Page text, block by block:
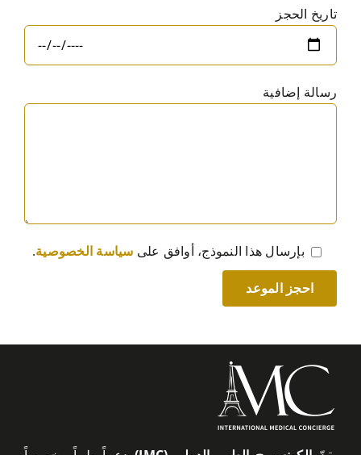
تاريخ الحجز
رسالة إضافية
بإرسال هذا النموذج، أوافق على سياسة الخصوصية.